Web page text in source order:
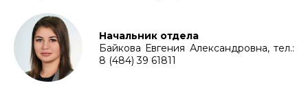
Начальник отдела
Байкова Евгения Александровна, тел.:
8 (484) 39 61811